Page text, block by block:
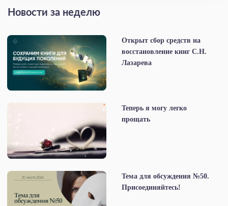
Новости за неделю
Открыт сбор средств на
восстановление книг С.Н.
Лазарева
Теперь я могу легко
прощать
Тема для обсуждения №50.
Присоединяйтесь!